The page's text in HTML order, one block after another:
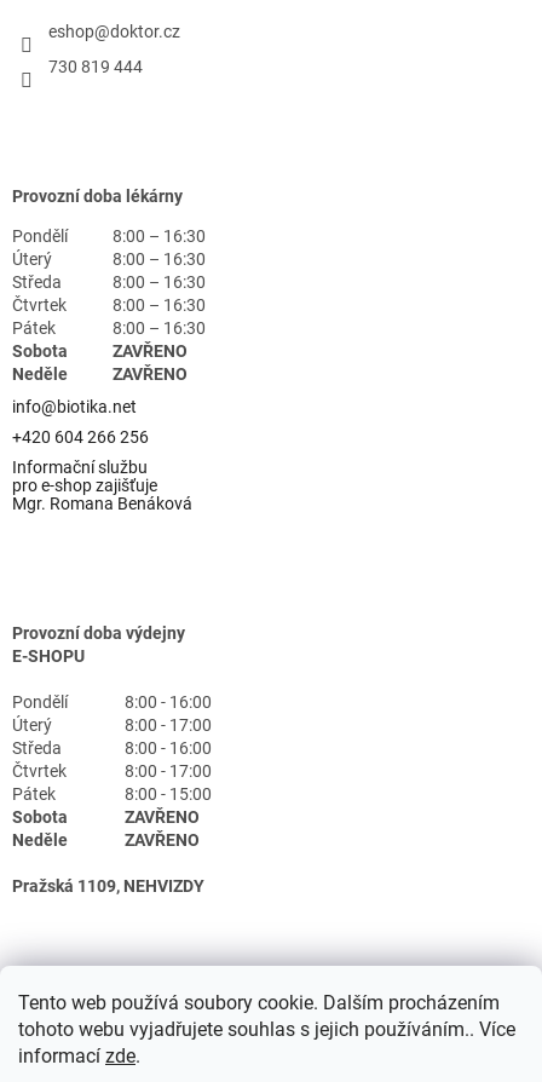
Tento web používá soubory cookie. Dalším procházením
tohoto webu vyjadřujete souhlas s jejich používáním.. Více
informací zde.
eshop@doktor.cz
730 819 444
Provozní doba lékárny
Pondělí
8:00 – 16:30
Úterý
8:00 – 16:30
Středa
8:00 – 16:30
Čtvrtek
8:00 – 16:30
Pátek
8:00 – 16:30
Sobota
ZAVŘENO
Neděle
ZAVŘENO
info@biotika.net
+420 604 266 256
Informační službu
pro e-shop zajišťuje
Mgr. Romana Benáková
Provozní doba výdejny
E-SHOPU
Pondělí
8:00 - 16:00
Úterý
8:00 - 17:00
Středa
8:00 - 16:00
Čtvrtek
8:00 - 17:00
Pátek
8:00 - 15:00
Sobota
ZAVŘENO
Neděle
ZAVŘENO
Pražská 1109, NEHVIZDY